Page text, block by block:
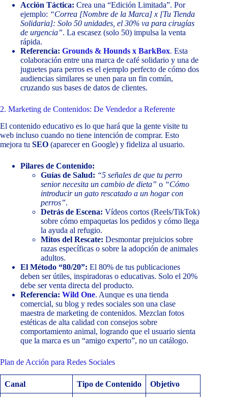
Acción Táctica: Crea una “Edición Limitada”. Por
ejemplo: “Correa [Nombre de la Marca] x [Tu Tienda
Solidaria]: Solo 50 unidades, el 30% va para cirugías
de urgencia”. La escasez (solo 50) impulsa la venta
rápida.
Referencia: Grounds & Hounds x BarkBox. Esta
colaboración entre una marca de café solidario y una de
juguetes para perros es el ejemplo perfecto de cómo dos
audiencias similares se unen para un fin común,
cruzando sus bases de datos de clientes.
2. Marketing de Contenidos: De Vendedor a Referente
El contenido educativo es lo que hará que la gente visite tu
web incluso cuando no tiene intención de comprar. Esto
mejora tu SEO (aparecer en Google) y fideliza al usuario.
Pilares de Contenido:
Guías de Salud: “5 señales de que tu perro
senior necesita un cambio de dieta” o “Cómo
introducir un gato rescatado a un hogar con
perros”.
Detrás de Escena: Vídeos cortos (Reels/TikTok)
sobre cómo empaquetas los pedidos y cómo llega
la ayuda al refugio.
Mitos del Rescate: Desmontar prejuicios sobre
razas específicas o sobre la adopción de animales
adultos.
El Método “80/20”: El 80% de tus publicaciones
deben ser útiles, inspiradoras o educativas. Solo el 20%
debe ser venta directa del producto.
Referencia: Wild One. Aunque es una tienda
comercial, su blog y redes sociales son una clase
maestra de marketing de contenidos. Mezclan fotos
estéticas de alta calidad con consejos sobre
comportamiento animal, logrando que el usuario sienta
que la marca es un “amigo experto”, no un catálogo.
Plan de Acción para Redes Sociales
Canal Tipo de Contenido Objetivo